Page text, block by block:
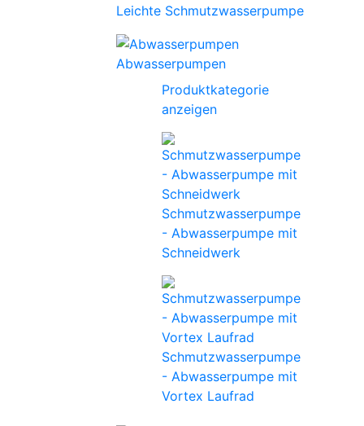
Leichte Schmutzwasserpumpe
Abwasserpumpen
Produktkategorie
anzeigen
Schmutzwasserpumpe
- Abwasserpumpe mit
Schneidwerk
Schmutzwasserpumpe
- Abwasserpumpe mit
Vortex Laufrad